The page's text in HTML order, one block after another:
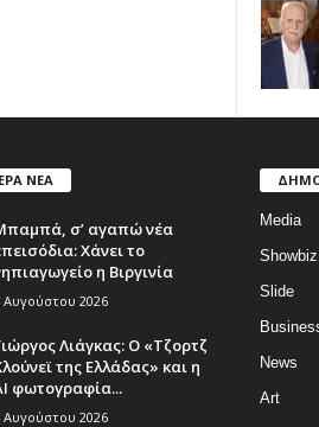
ΝΕΑ
σ’ αγαπώ νέα
Χάνει το
η Βιργινία
Αυγούστου 2026
Λιάγκας: Ο «Τζορτζ
της Ελλάδας» και η
φωτογραφία...
Αυγούστου 2026
Media
Showbiz
Slide
News
Art